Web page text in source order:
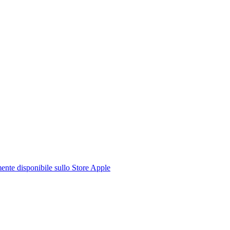
disponibile sullo Store Apple